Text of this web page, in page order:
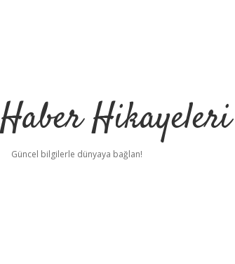
Hikayeleri
Güncel bilgilerle dünyaya bağlan!